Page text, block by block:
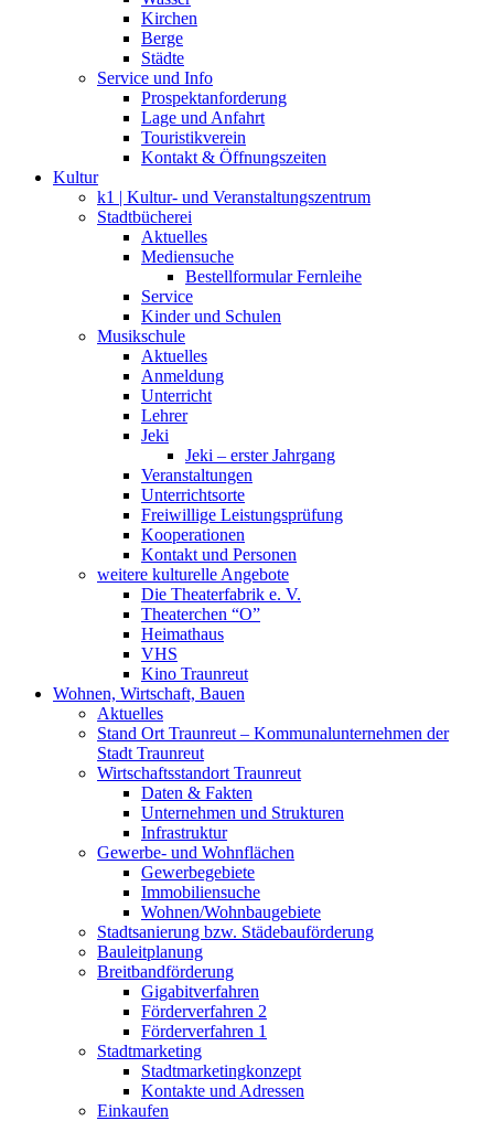
Kirchen
Berge
Städte
Service und Info
Prospektanforderung
Lage und Anfahrt
Touristikverein
Kontakt & Öffnungszeiten
Kultur
k1 | Kultur- und Veranstaltungszentrum
Stadtbücherei
Aktuelles
Mediensuche
Bestellformular Fernleihe
Service
Kinder und Schulen
Musikschule
Aktuelles
Anmeldung
Unterricht
Lehrer
Jeki
Jeki – erster Jahrgang
Veranstaltungen
Unterrichtsorte
Freiwillige Leistungsprüfung
Kooperationen
Kontakt und Personen
weitere kulturelle Angebote
Die Theaterfabrik e. V.
Theaterchen “O”
Heimathaus
VHS
Kino Traunreut
Wohnen, Wirtschaft, Bauen
Aktuelles
Stand Ort Traunreut – Kommunalunternehmen der
Stadt Traunreut
Wirtschaftsstandort Traunreut
Daten & Fakten
Unternehmen und Strukturen
Infrastruktur
Gewerbe- und Wohnflächen
Gewerbegebiete
Immobiliensuche
Wohnen/Wohnbaugebiete
Stadtsanierung bzw. Städebauförderung
Bauleitplanung
Breitbandförderung
Gigabitverfahren
Förderverfahren 2
Förderverfahren 1
Stadtmarketing
Stadtmarketingkonzept
Kontakte und Adressen
Einkaufen